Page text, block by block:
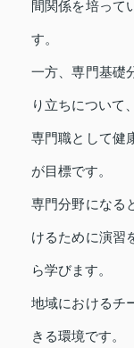
間関係を培って
す。
一方、専門基礎
り立ちについて
専門職として健
が目標です。
専門分野になる
けるために演習
ら学びます。
地域におけるチ
きる環境です。